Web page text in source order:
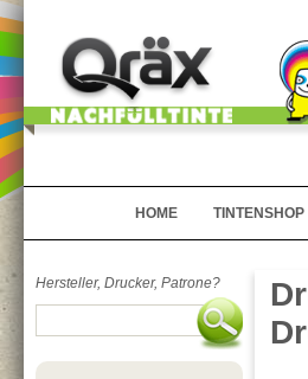
HOME TINTENSHOP
Hersteller, Drucker, Patrone?